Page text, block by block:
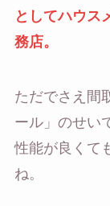
としてハウス
務店。
ただでさえ間
ール」のせい
性能が良くて
ね。